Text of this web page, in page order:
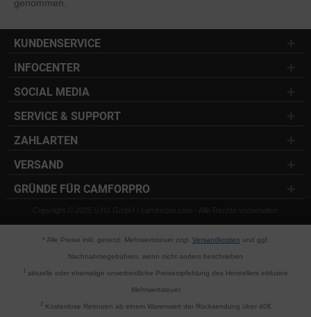
genommen.
KUNDENSERVICE
INFOCENTER
SOCIAL MEDIA
SERVICE & SUPPORT
ZAHLARTEN
VERSAND
GRÜNDE FÜR CAMFORPRO
Copyright © 2025 S.H1 GmbH / camforpro.com - Alle Rechte vorbehalten
* Alle Preise inkl. gesetzl. Mehrwertsteuer zzgl. Versandkosten und ggf.
Nachnahmegebühren, wenn nicht anders beschrieben
1 aktuelle oder ehemalige unverbindliche Preisempfehlung des Herstellers inklusive
Mehrwertsteuer
2Kostenlose Retouren ab einem Warenwert der Rücksendung über 40€